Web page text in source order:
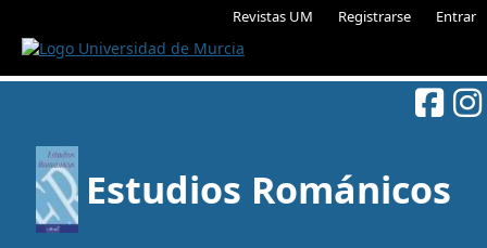
Revistas UM Registrarse Entrar
Estudios Románicos